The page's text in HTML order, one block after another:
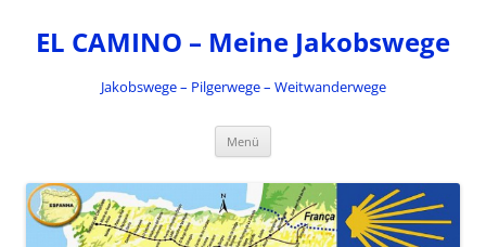
springen
EL CAMINO – Meine Jakobswege
Jakobswege – Pilgerwege – Weitwanderwege
Menü